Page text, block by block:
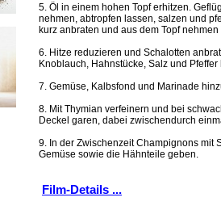
5. Öl in einem hohen Topf erhitzen.
nehmen, abtropfen lassen, salzen und
kurz anbraten und aus dem Topf nehmen
6. Hitze reduzieren und Schalotten
Knoblauch, Hahnstücke, Salz und
7. Gemüse, Kalbsfond und Marinade
8. Mit Thymian verfeinern und bei
Deckel garen, dabei zwischendurch
9. In der Zwischenzeit Champignons mit
Gemüse sowie die Hähnteile geben.
Film-Details ...